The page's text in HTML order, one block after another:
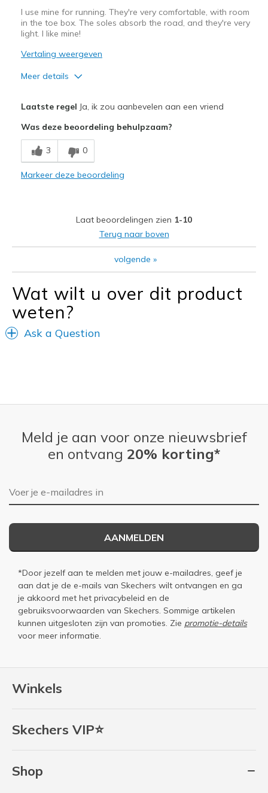
I use mine for running. They're very comfortable, with room
in the toe box. The soles absorb the road, and they're very
light. I like mine!
Vertaling weergeven
Meer details
Breathe Well
Comfortable
Beste toepassingen
Running
Sizing
Feels true to size
View On Shoes
Laatste regel Ja, ik zou aanbevelen aan een vriend
Was deze beoordeling behulpzaam?
3 0
Markeer deze beoordeling
Laat beoordelingen zien 1-10
Terug naar boven
volgende »
Wat wilt u over dit product
weten?
Ask a Question
Winkels
Skechers VIP⭐
Shop
Meld je aan voor onze nieuwsbrief
en ontvang 20% korting*
E-mailadres
AANMELDEN
*Door jezelf aan te melden met jouw e-mailadres, geef je
aan dat je de e-mails van Skechers wilt ontvangen en ga
je akkoord met het privacybeleid en de
gebruiksvoorwaarden van Skechers. Sommige artikelen
kunnen uitgesloten zijn van promoties. Zie promotie-details
voor meer informatie.